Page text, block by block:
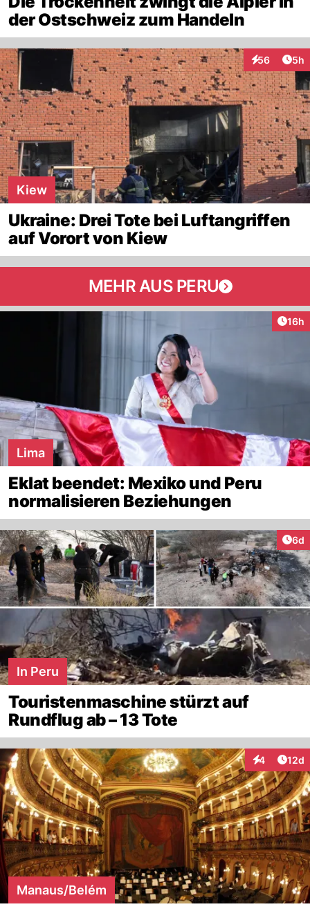
der Ostschweiz zum Handeln
56
Interaktionen
5h
Kiew
Ukraine: Drei Tote bei Luftangriffen
auf Vorort von Kiew
MEHR AUS PERU
16h
Lima
Eklat beendet: Mexiko und Peru
normalisieren Beziehungen
6d
In Peru
Touristenmaschine stürzt auf
Rundflug ab – 13 Tote
4
Interaktionen
12d
Manaus/Belém